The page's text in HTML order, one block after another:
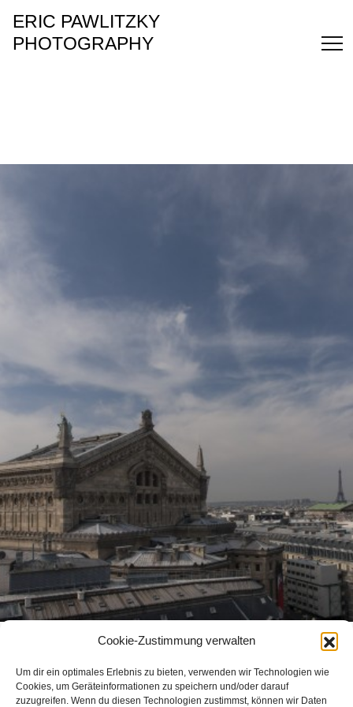
Cookie-Zustimmung verwalten
Um dir ein optimales Erlebnis zu bieten, verwenden wir Technologien wie
Cookies, um Geräteinformationen zu speichern und/oder darauf
zuzugreifen. Wenn du diesen Technologien zustimmst, können wir Daten
ERIC PAWLITZKY
PHOTOGRAPHY
Ausstellung Paris